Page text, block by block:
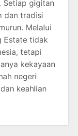
Setiap gigitan
dan tradisi
Melalui
Estate tidak
tetapi
kekayaan
negeri
keahlian